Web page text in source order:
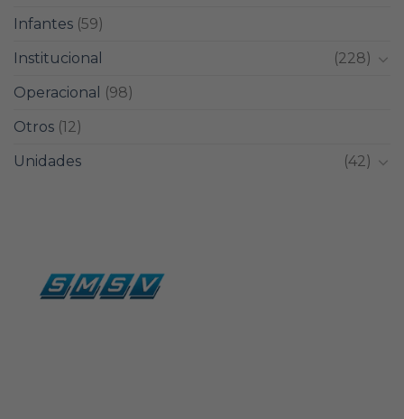
Infantes (59)
Institucional
(228)
Operacional
(98)
Otros (12)
Unidades
(42)